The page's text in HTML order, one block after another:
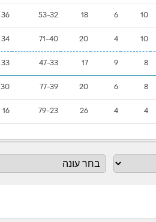
10
6
18
53-32
36
10
4
20
71-40
34
8
9
17
47-33
33
8
6
20
77-39
30
4
4
26
79-23
16